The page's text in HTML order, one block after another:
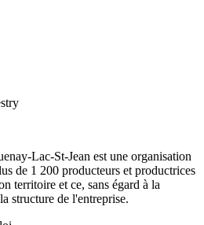
Lac-St-Jean est une organisation
de 1 200 producteurs et productrices
territoire et ce, sans égard à la
structure de l'entreprise.